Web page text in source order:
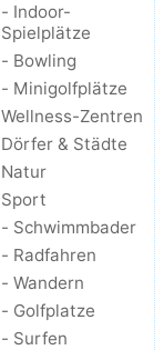
- Indoor-
Spielplätze
- Bowling
- Minigolfplätze
Wellness-Zentren
Dörfer & Städte
Natur
Sport
- Schwimmbader
- Radfahren
- Wandern
- Golfplatze
- Surfen